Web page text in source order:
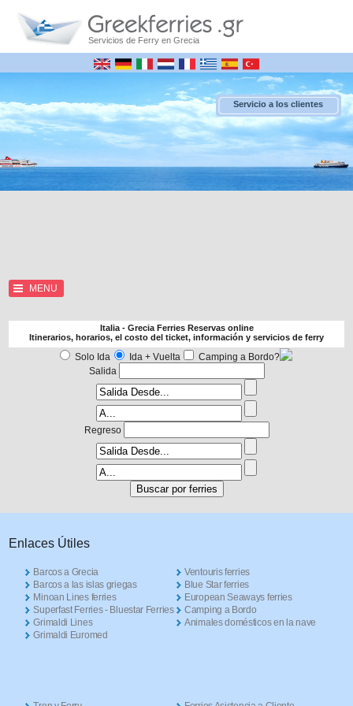
Servicios de Ferry en Grecia
Servicio a los clientes
MENU
Italia - Grecia Ferries Reservas online
Itinerarios, horarios, el costo del ticket, información y servicios de ferry
Solo Ida Ida + Vuelta
Camping a Bordo?
Salida
Regreso
Enlaces Útiles
Barcos a Grecia
Barcos a las islas griegas
Minoan Lines ferries
Superfast Ferries - Bluestar Ferries
Grimaldi Lines
Grimaldi Euromed
Ventouris ferries
Blue Star ferries
European Seaways ferries
Camping a Bordo
Animales domésticos en la nave